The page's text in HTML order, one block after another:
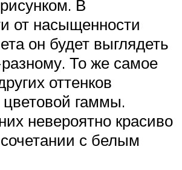
В
от насыщенности
он будет выглядеть
То же самое
оттенков
цветовой гаммы.
невероятно красиво
с белым